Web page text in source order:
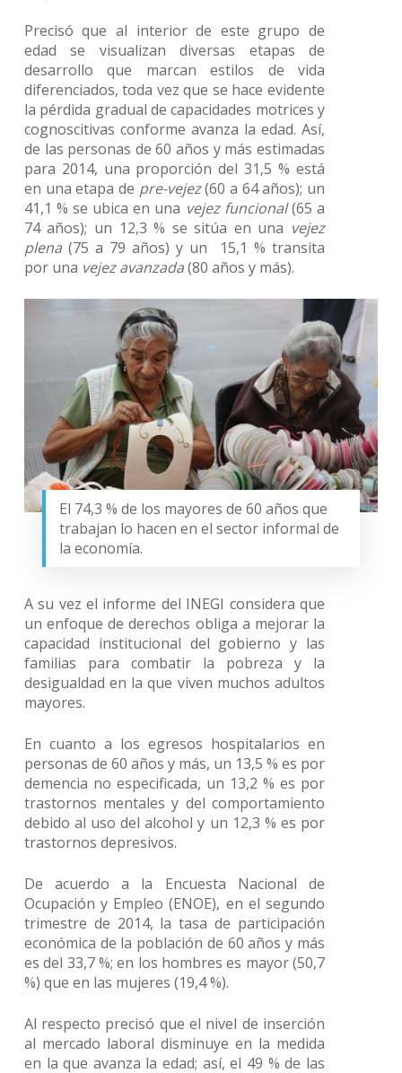
Precisó que al interior de este grupo de
edad se visualizan diversas etapas de
desarrollo que marcan estilos de vida
diferenciados, toda vez que se hace evidente
la pérdida gradual de capacidades motrices y
cognoscitivas conforme avanza la edad. Así,
de las personas de 60 años y más estimadas
para 2014, una proporción del 31,5 % está
en una etapa de pre-vejez(60 a 64 años); un
41,1 % se ubica en una vejez funcional(65 a
74 años); un 12,3 % se sitúa en una vejez
plena(75 a 79 años) y un 15,1 % transita
por una vejez avanzada(80 años y más).
El 74,3 % de los mayores de 60 años que
trabajan lo hacen en el sector informal de
la economía.
A su vez el informe del INEGI considera que
un enfoque de derechos obliga a mejorar la
capacidad institucional del gobierno y las
familias para combatir la pobreza y la
desigualdad en la que viven muchos adultos
mayores.
En cuanto a los egresos hospitalarios en
personas de 60 años y más, un 13,5 % es por
demencia no especificada, un 13,2 % es por
trastornos mentales y del comportamiento
debido al uso del alcohol y un 12,3 % es por
trastornos depresivos.
De acuerdo a la Encuesta Nacional de
Ocupación y Empleo (ENOE), en el segundo
trimestre de 2014, la tasa de participación
económica de la población de 60 años y más
es del 33,7 %; en los hombres es mayor (50,7
%) que en las mujeres (19,4 %).
Al respecto precisó que el nivel de inserción
al mercado laboral disminuye en la medida
en la que avanza la edad; así, el 49 % de las